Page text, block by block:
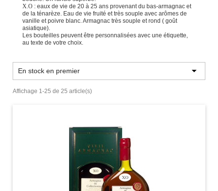
X.O : eaux de vie de 20 à 25 ans provenant du bas-armagnac et
de la ténarèze. Eau de vie fruité et très souple avec arômes de
vanille et poivre blanc. Armagnac très souple et rond ( goût
asiatique).
Les bouteilles peuvent être personnalisées avec une étiquette,
au texte de votre choix.
En stock en premier 
Affichage 1-25 de 25 article(s)